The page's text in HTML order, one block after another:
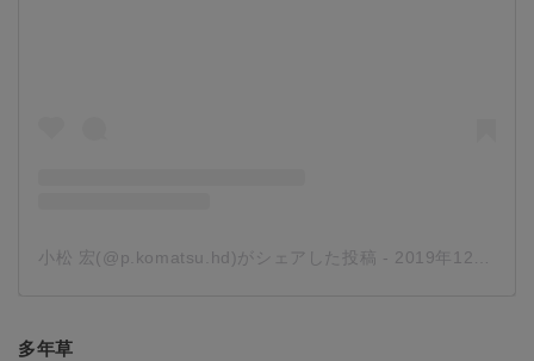
小松 宏(@p.komatsu.hd)がシェアした投稿 - 2019年12月月13日午前4時03分PST
多年草